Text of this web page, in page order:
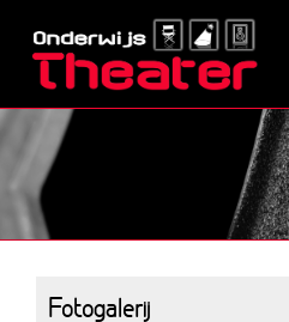
Fotogalerij